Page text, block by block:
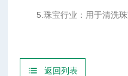
5.珠宝行业：用于清洗珠
返回列表